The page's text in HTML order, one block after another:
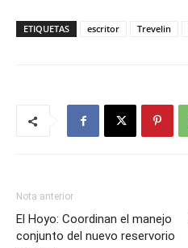
ETIQUETAS escritor Trevelin
Nota anterior
El Hoyo: Coordinan el manejo
conjunto del nuevo reservorio